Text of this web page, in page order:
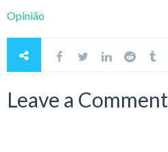
Opinião
Leave a Comment